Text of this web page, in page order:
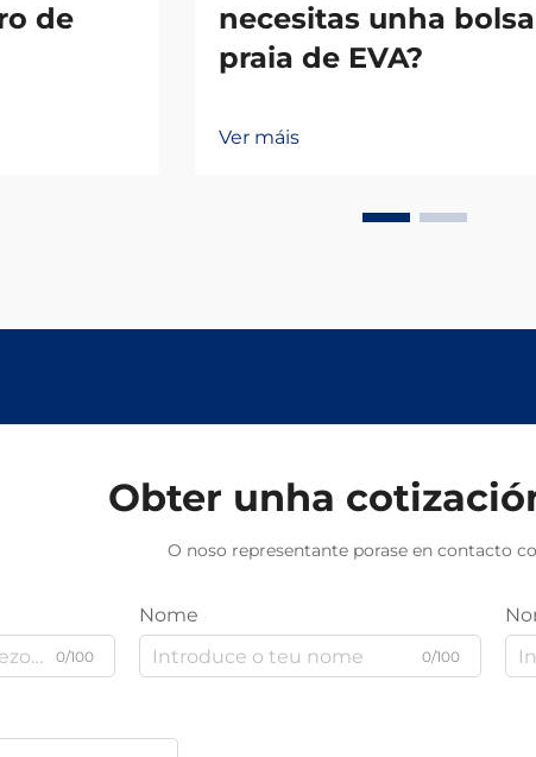
de
necesitas unha
praia de EVA?
Ver máis
Obter unha
O noso representante porase en contacto
0/100
Nome
0/100